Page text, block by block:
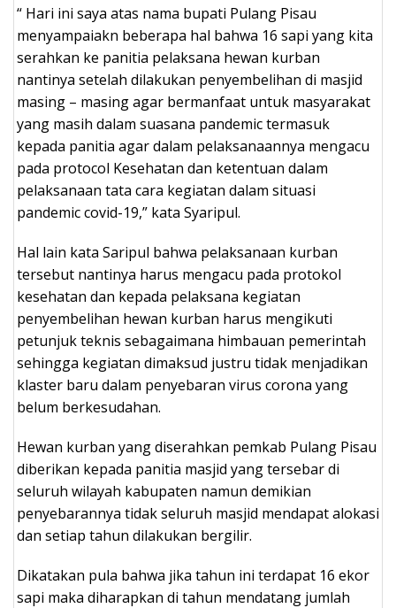
“ Hari ini saya atas nama bupati Pulang Pisau
menyampaiakn beberapa hal bahwa 16 sapi yang kita
serahkan ke panitia pelaksana hewan kurban
nantinya setelah dilakukan penyembelihan di masjid
masing – masing agar bermanfaat untuk masyarakat
yang masih dalam suasana pandemic termasuk
kepada panitia agar dalam pelaksanaannya mengacu
pada protocol Kesehatan dan ketentuan dalam
pelaksanaan tata cara kegiatan dalam situasi
pandemic covid-19,” kata Syaripul.
Hal lain kata Saripul bahwa pelaksanaan kurban
tersebut nantinya harus mengacu pada protokol
kesehatan dan kepada pelaksana kegiatan
penyembelihan hewan kurban harus mengikuti
petunjuk teknis sebagaimana himbauan pemerintah
sehingga kegiatan dimaksud justru tidak menjadikan
klaster baru dalam penyebaran virus corona yang
belum berkesudahan.
Hewan kurban yang diserahkan pemkab Pulang Pisau
diberikan kepada panitia masjid yang tersebar di
seluruh wilayah kabupaten namun demikian
penyebarannya tidak seluruh masjid mendapat alokasi
dan setiap tahun dilakukan bergilir.
Dikatakan pula bahwa jika tahun ini terdapat 16 ekor
sapi maka diharapkan di tahun mendatang jumlah